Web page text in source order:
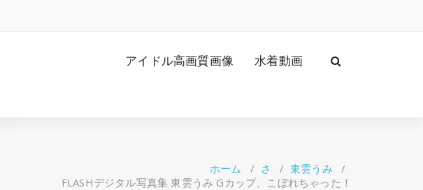
アイドル高画質画像 水着動画
ホーム / さ / 東雲うみ /
FLASHデジタル写真集 東雲うみ Gカップ、こぼれちゃった！